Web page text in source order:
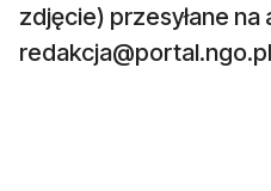
zdjęcie) przesyłane na
redakcja@portal.ngo.pl